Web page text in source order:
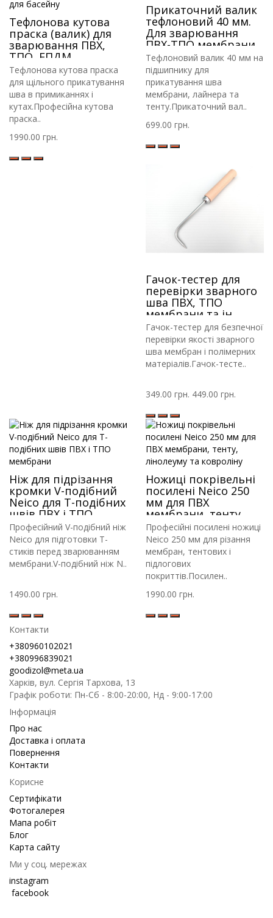
Тефлонова кутова
праска (валик) для
зварювання ПВХ,
ТПО, ЕПДМ
мембрани, Лайнера
для басейну
Тефлонова кутова праска
для щільного прикатування
шва в примиканнях і
кутах.Професійна кутова
праска..
1990.00 грн.
Прикаточний валик
тефлоновий 40 мм.
Для зварювання
ПВХ-ТПО мембрани,
лайнера, тенту
Тефлоновий валик 40 мм на
підшипнику для
прикатування шва
мембрани, лайнера та
тенту.Прикаточний вал..
699.00 грн.
Гачок-тестер для
перевірки зварного
шва ПВХ, ТПО
мембрани та ін.
Гачок-тестер для безпечної
перевірки якості зварного
шва мембран і полімерних
матеріалів.Гачок-тесте..
349.00 грн. 449.00 грн.
Ніж для підрізання
кромки V-подібний
Neico для Т-подібних
швів ПВХ і ТПО
мембрани
Професійний V-подібний ніж
Neico для підготовки Т-
стиків перед зварюванням
мембрани.V-подібний ніж N..
1490.00 грн.
Ножиці покрівельні
посилені Neico 250
мм для ПВХ
мембрани, тенту,
лінолеуму та
ковроліну
Професійні посилені ножиці
Neico 250 мм для різання
мембран, тентових і
підлогових
покриттів.Посилен..
1990.00 грн.
Контакти
+380960102021
+380996839021
goodizol@meta.ua
Харків, вул. Сергія Тархова, 13
Графік роботи: Пн-Сб - 8:00-20:00, Нд - 9:00-17:00
Інформація
Про нас
Доставка і оплата
Повернення
Контакти
Корисне
Сертифікати
Фотогалерея
Мапа робіт
Блог
Карта сайту
Ми у соц. мережах
instagram
facebook